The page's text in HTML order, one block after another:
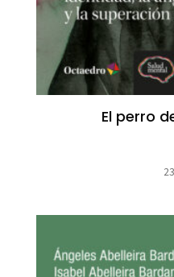
El perro